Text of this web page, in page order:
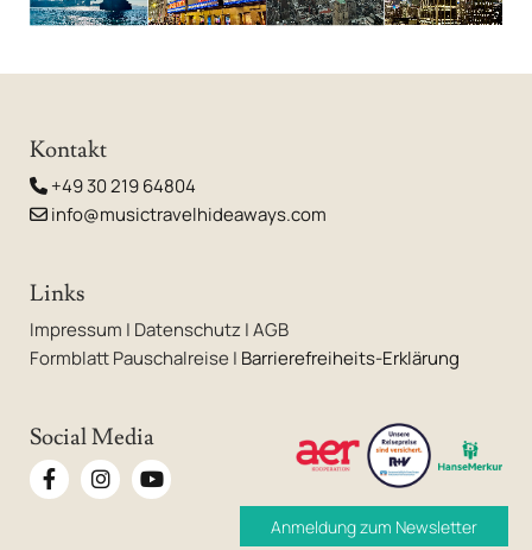
Kontakt
 +49 30 219 64804
 info@musictravelhideaways.com
Links
Impressum | Datenschutz|AGB
Formblatt Pauschalreise | Barrierefreiheits-Erklärung
Anmeldung zum Newsletter
Social Media